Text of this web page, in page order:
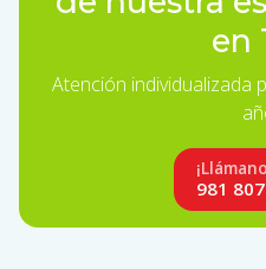
en
Atención individualizada
981